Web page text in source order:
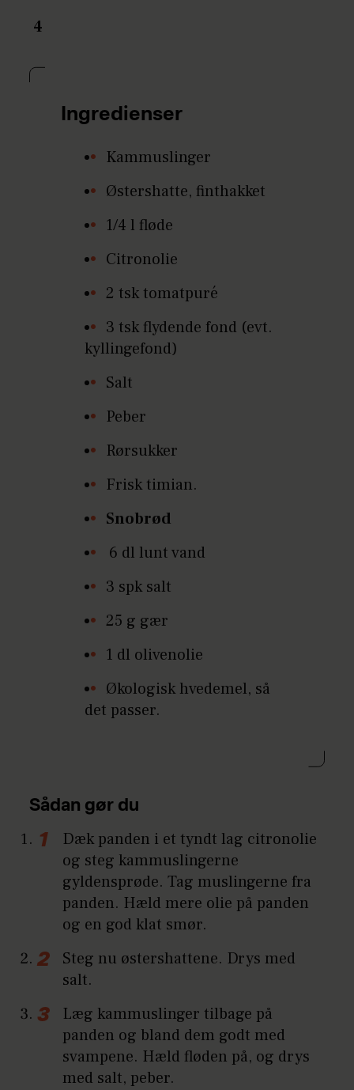
4
Ingredienser
Kammuslinger
Østershatte, finthakket
1/4 l fløde
Citronolie
2 tsk tomatpuré
3 tsk flydende fond (evt.
kyllingefond)
Salt
Peber
Rørsukker
Frisk timian.
Snobrød
6 dl lunt vand
3 spk salt
25 g gær
1 dl olivenolie
Økologisk hvedemel, så
det passer.
Sådan gør du
Dæk panden i et tyndt lag citronolie
og steg kammuslingerne
gyldensprøde. Tag muslingerne fra
panden. Hæld mere olie på panden
og en god klat smør.
Steg nu østershattene. Drys med
salt.
Læg kammuslinger tilbage på
panden og bland dem godt med
svampene. Hæld fløden på, og drys
med salt, peber.